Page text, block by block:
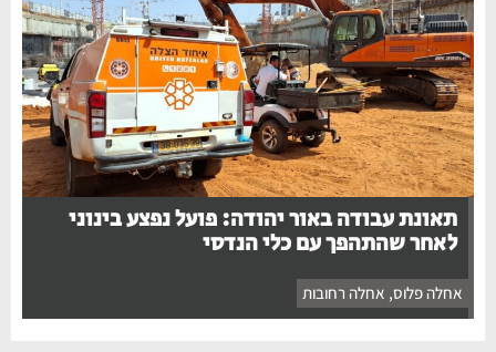
תאונת עבודה באור יהודה: פועל נפצע בינוני
לאחר שהתהפך עם כלי הנדסי
אחלה פלוס ,אחלה רחובות